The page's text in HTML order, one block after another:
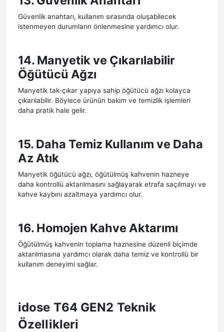
Güvenlik anahtarı, kullanım sırasında oluşabilecek
istenmeyen durumların önlenmesine yardımcı olur.
14. Manyetik ve Çıkarılabilir
Öğütücü Ağzı
Manyetik tak-çıkar yapıya sahip öğütücü ağzı kolayca
çıkarılabilir. Böylece ürünün bakım ve temizlik işlemleri
daha pratik hale gelir.
15. Daha Temiz Kullanım ve Daha
Az Atık
Manyetik öğütücü ağzı, öğütülmüş kahvenin hazneye
daha kontrollü aktarılmasını sağlayarak etrafa saçılmayı ve
kahve kaybını azaltmaya yardımcı olur.
16. Homojen Kahve Aktarımı
Öğütülmüş kahvenin toplama haznesine düzenli biçimde
aktarılmasına yardımcı olarak daha temiz ve kontrollü bir
kullanım deneyimi sağlar.
idose T64 GEN2 Teknik
Özellikleri